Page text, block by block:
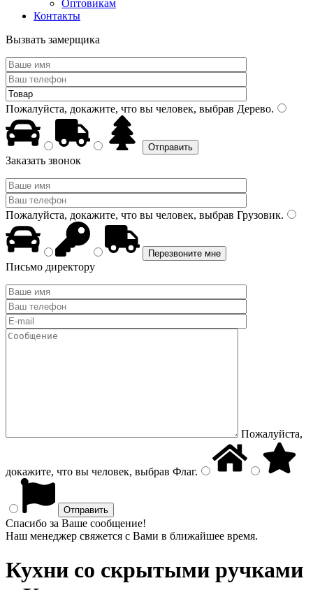
Оптовикам
Контакты
Вызвать замерщика
Пожалуйста, докажите, что вы человек, выбрав Дерево.
Заказать звонок
Пожалуйста, докажите, что вы человек, выбрав Грузовик.
Письмо директору
Пожалуйста,
докажите, что вы человек, выбрав Флаг.
Спасибо за Ваше сообщение!
Наш менеджер свяжется с Вами в ближайшее время.
Кухни со скрытыми ручками